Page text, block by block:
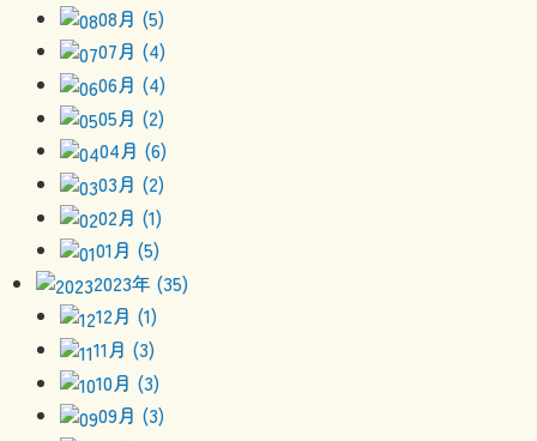
08月 (5)
07月 (4)
06月 (4)
05月 (2)
04月 (6)
03月 (2)
02月 (1)
01月 (5)
2023年 (35)
12月 (1)
11月 (3)
10月 (3)
09月 (3)